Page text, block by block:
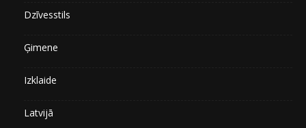
Dzīvesstils
Ģimene
Izklaide
Latvijā